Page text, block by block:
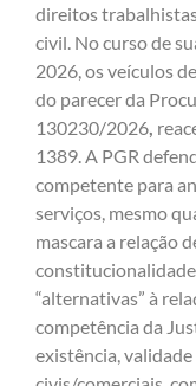
direitos
civil. No curso de
2026, os veículos
do parecer da
130230/2026,
1389. A PGR
competente para
serviços, mesmo
mascara a relação
“alternativas” à
competência da
existência,